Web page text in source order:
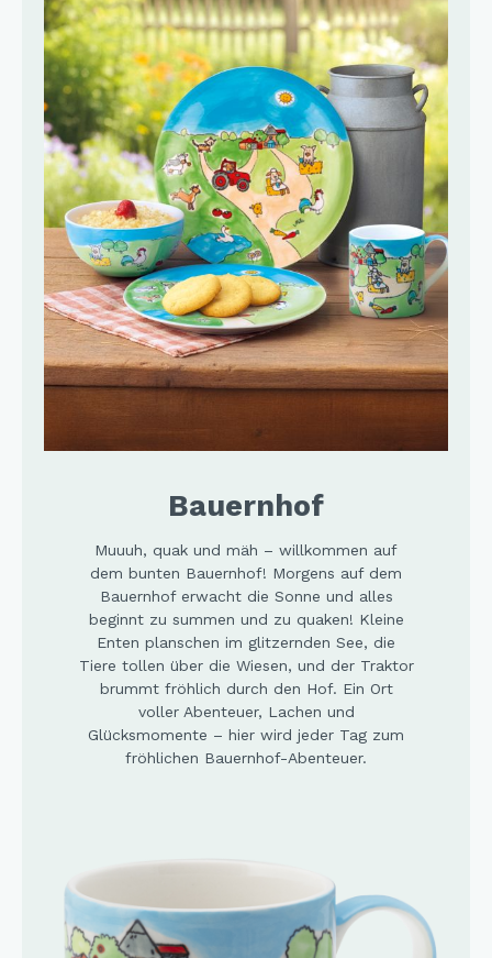
Bauernhof
Muuuh, quak und mäh – willkommen auf
dem bunten Bauernhof! Morgens auf dem
Bauernhof erwacht die Sonne und alles
beginnt zu summen und zu quaken! Kleine
Enten planschen im glitzernden See, die
Tiere tollen über die Wiesen, und der Traktor
brummt fröhlich durch den Hof. Ein Ort
voller Abenteuer, Lachen und
Glücksmomente – hier wird jeder Tag zum
fröhlichen Bauernhof-Abenteuer.